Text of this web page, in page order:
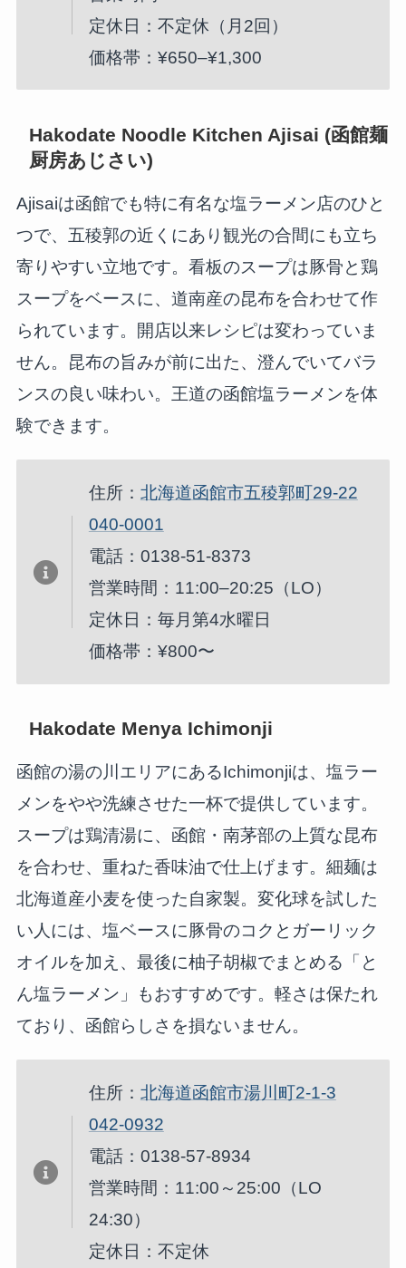
定休日：不定休（月2回）
価格帯：¥650–¥1,300
Hakodate Noodle Kitchen Ajisai (函館麺
厨房あじさい)
Ajisaiは函館でも特に有名な塩ラーメン店のひと
つで、五稜郭の近くにあり観光の合間にも立ち
寄りやすい立地です。看板のスープは豚骨と鶏
スープをベースに、道南産の昆布を合わせて作
られています。開店以来レシピは変わっていま
せん。昆布の旨みが前に出た、澄んでいてバラ
ンスの良い味わい。王道の函館塩ラーメンを体
験できます。
住所： 北海道函館市五稜郭町29-22
040-0001
電話：0138-51-8373
営業時間：11:00–20:25（LO）
定休日：毎月第4水曜日
価格帯：¥800〜
Hakodate Menya Ichimonji
函館の湯の川エリアにあるIchimonjiは、塩ラー
メンをやや洗練させた一杯で提供しています。
スープは鶏清湯に、函館・南茅部の上質な昆布
を合わせ、重ねた香味油で仕上げます。細麺は
北海道産小麦を使った自家製。変化球を試した
い人には、塩ベースに豚骨のコクとガーリック
オイルを加え、最後に柚子胡椒でまとめる「と
ん塩ラーメン」もおすすめです。軽さは保たれ
ており、函館らしさを損ないません。
住所： 北海道函館市湯川町2-1-3
042-0932
電話：0138-57-8934
営業時間：11:00～25:00（LO
24:30）
定休日：不定休